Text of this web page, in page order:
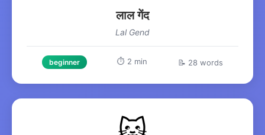
लाल गेंद
Lal Gend
beginner ⏱️ 2 min 📝 28 words